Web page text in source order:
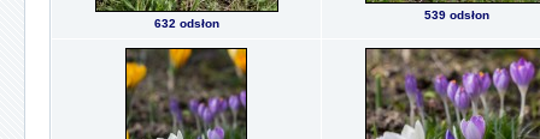
632 odsłon
539 odsłon